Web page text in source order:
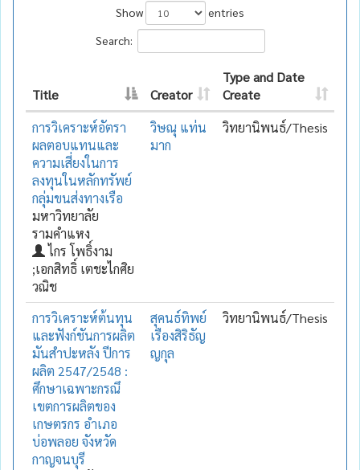
Show
entries
Search:
Title Creator
Type and Date
Create
การวิเคราะห์อัตรา
ผลตอบแทนและ
ความเสี่ยงในการ
ลงทุนในหลักทรัพย์
กลุ่มขนส่งทางเรือ
มหาวิทยาลัย
รามคำแหง
ไกร โพธิ์งาม
;เอกสิทธิ์ เตชะไกศิย
วณิช
วิษณุ แท่น
มาก
วิทยานิพนธ์/Thesis
การวิเคราะห์ต้นทุน
และฟังก์ชันการผลิต
มันสำปะหลัง ปีการ
ผลิต 2547/2548 :
ศึกษาเฉพาะกรณึ
เขตการผลิตของ
เกษตรกร อำเภอ
บ่อพลอย จังหวัด
กาญจนบุรี
สุคนธ์ทิพย์
เรืองสิริธัญ
ญกุล
วิทยานิพนธ์/Thesis